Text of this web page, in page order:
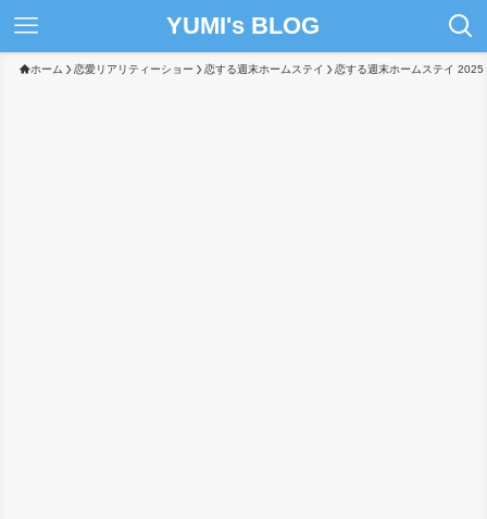
YUMI's BLOG
ホーム 恋愛リアリティーショー 恋する週末ホームステイ 恋する週末ホームステイ 2025